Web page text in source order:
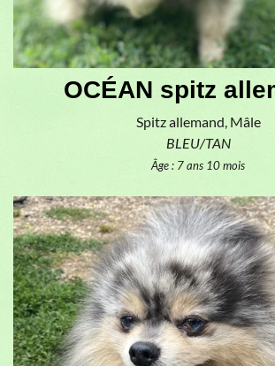
OCÉAN spitz
Spitz allemand, Mâle
BLEU/TAN
Âge : 7 ans 10 mois